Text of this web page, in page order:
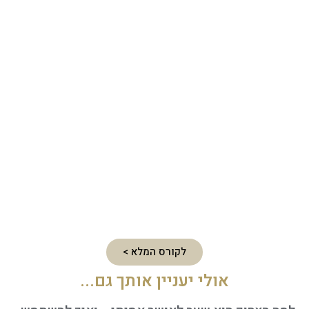
לקורס המלא >
אולי יעניין אותך גם...